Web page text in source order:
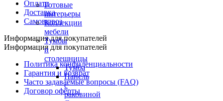
Готовые
интерьеры
Коллекции
мебели
Тумбы
и
столешницы
Тумба
Панель
с
раковиной
Оплата
Доставка
Самовывоз
Информация для покупателей
Информация для покупателей
Политика конфиденциальности
Гарантия и возврат
Часто задаваемые вопросы (FAQ)
Договор оферты